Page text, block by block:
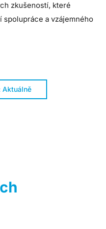
zkušeností, které
a vzájemného
Aktuálně